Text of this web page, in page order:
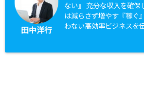
田中洋行
ない』 充分な収入を確保
は減らさず増やす『稼ぐ
わない高効率ビジネスを